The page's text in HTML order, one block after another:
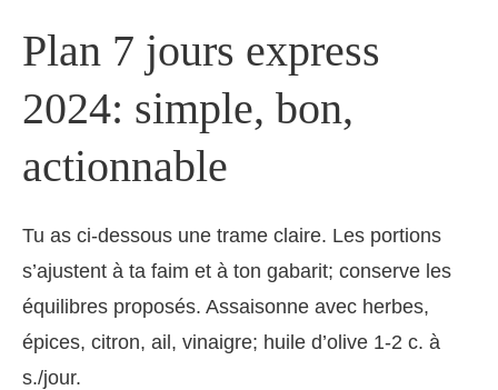
Plan 7 jours express
2024: simple, bon,
actionnable
Tu as ci-dessous une trame claire. Les portions
s’ajustent à ta faim et à ton gabarit; conserve les
équilibres proposés. Assaisonne avec herbes,
épices, citron, ail, vinaigre; huile d’olive 1-2 c. à
s./jour.